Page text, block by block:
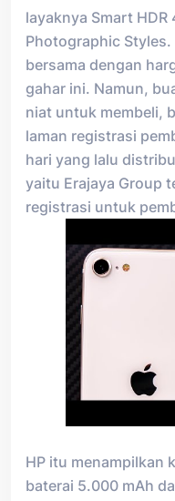
layaknya Smart HDR
Photographic
bersama dengan
gahar ini. Namun,
niat untuk membeli,
laman registrasi
hari yang lalu
yaitu Erajaya Group
registrasi untuk
HP itu menampilkan
baterai 5.000 mAh